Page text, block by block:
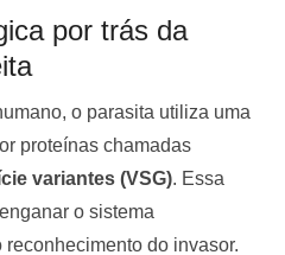
por trás da
o parasita utiliza uma
proteínas chamadas
variantes (VSG). Essa
o sistema
do invasor.